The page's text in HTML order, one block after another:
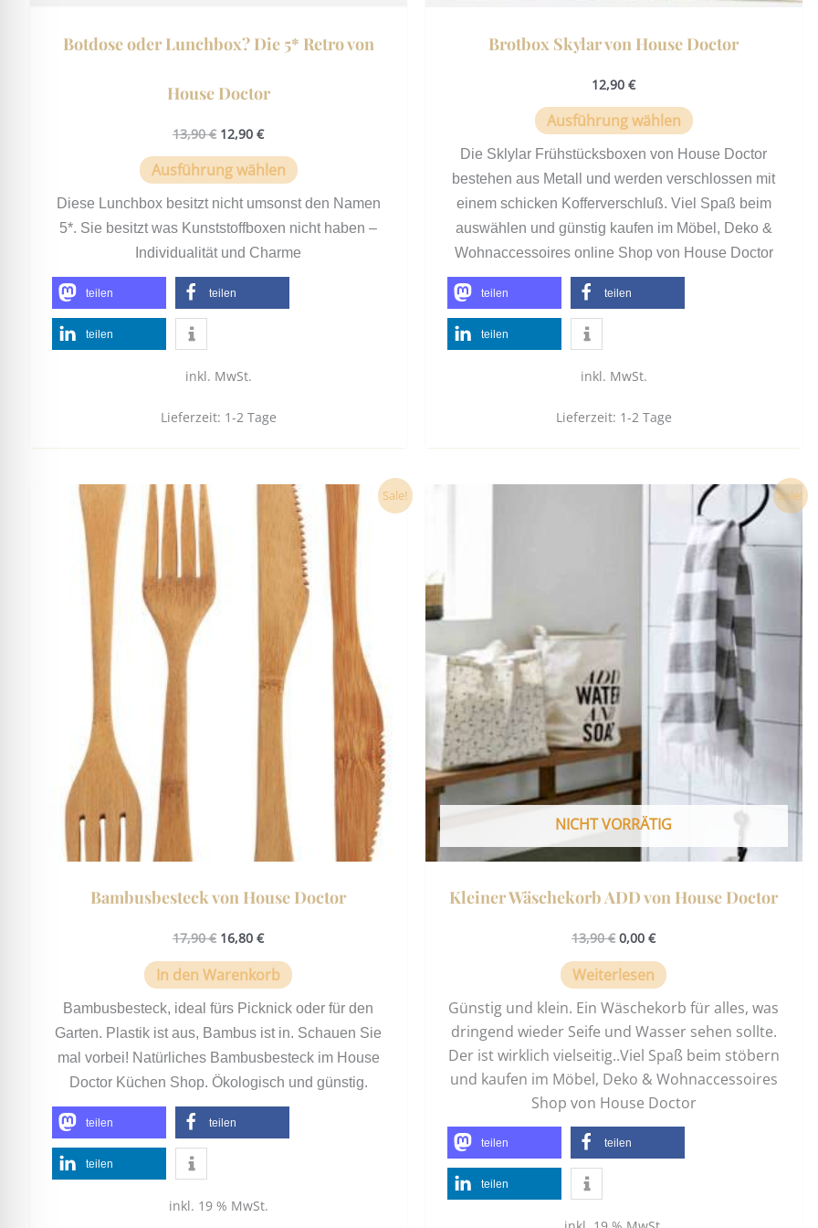
Botdose oder Lunchbox? Die 5* Retro von
House Doctor
13,90€ 12,90 €
Ausführung wählen
Diese Lunchbox besitzt nicht umsonst den Namen
5*. Sie besitzt was Kunststoffboxen nicht haben –
Individualität und Charme
teilen teilen
teilen
inkl. MwSt.
Lieferzeit: 1-2 Tage
Brotbox Skylar von House Doctor
12,90 €
Ausführung wählen
Die Sklylar Frühstücksboxen von House Doctor
bestehen aus Metall und werden verschlossen mit
einem schicken Kofferverschluß. Viel Spaß beim
auswählen und günstig kaufen im Möbel, Deko &
Wohnaccessoires online Shop von House Doctor
teilen teilen
teilen
inkl. MwSt.
Lieferzeit: 1-2 Tage
Sale!
Bambusbesteck von House Doctor
17,90€
Ursprünglicher
16,80 €
Aktueller
16,80 €.
In den Warenkorb
Bambusbesteck, ideal fürs Picknick oder für den
Garten. Plastik ist aus, Bambus ist in. Schauen Sie
mal vorbei! Natürliches Bambusbesteck im House
Doctor Küchen Shop. Ökologisch und günstig.
teilen teilen
teilen
inkl. 19 % MwSt.
Sale!
NICHT VORRÄTIG
Kleiner Wäschekorb ADD von House Doctor
13,90€
Ursprünglicher
13,90 €
0,00 €
Aktueller
0,00 €.
Weiterlesen
Günstig und klein. Ein Wäschekorb für alles, was
dringend wieder Seife und Wasser sehen sollte.
Der ist wirklich vielseitig..Viel Spaß beim stöbern
und kaufen im Möbel, Deko & Wohnaccessoires
Shop von House Doctor
teilen teilen
teilen